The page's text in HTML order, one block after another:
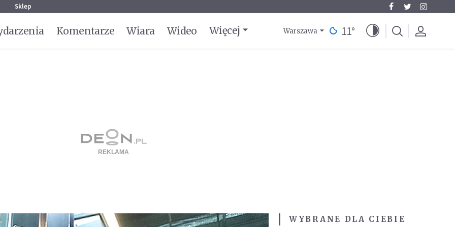
Sklep
Komentarze Wiara Wideo Więcej Warszawa 11°
WYBRANE DLA CIEBIE